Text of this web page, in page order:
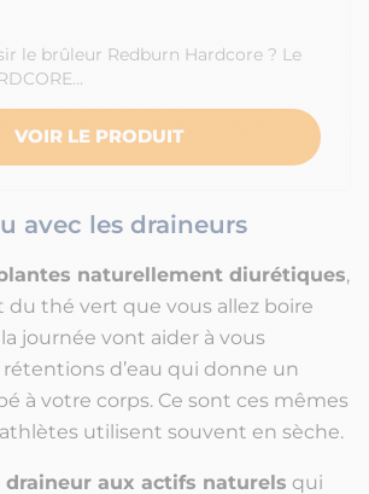
le brûleur Redburn Hardcore ? Le
VOIR LE PRODUIT
avec les draineurs
naturellement diurétiques,
thé vert que vous allez boire
journée vont aider à vous
rétentions d’eau qui donne un
à votre corps. Ce sont ces mêmes
utilisent souvent en sèche.
draineur aux actifs naturels qui